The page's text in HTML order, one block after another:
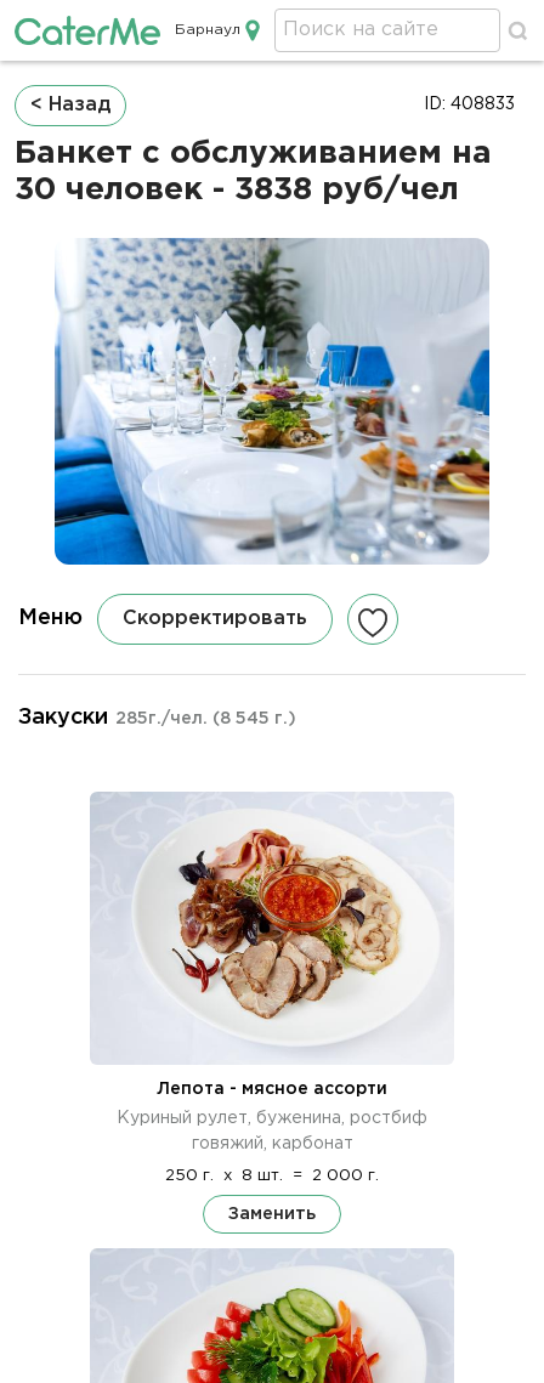
Кейтеринг в Барнауле
Барнаул
Строка
навигации
< Назад
Банкет с обслуживанием на
30 человек - 3838 руб/чел
ID: 408833
Меню Скорректировать
Закуски 285г./чел. (8 545 г.)
Лепота - мясное ассорти
Куриный рулет, буженина, ростбиф
говяжий, карбонат
250 г. x 8 шт. = 2 000 г.
Заменить